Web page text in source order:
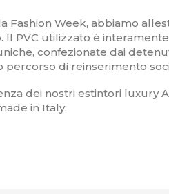
Fashion Week, abbiamo
Il PVC utilizzato è
confezionate dai
percorso di reinserimento
dei nostri estintori luxury
in Italy.